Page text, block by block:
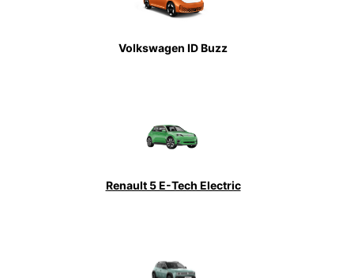
Volkswagen ID Buzz
Renault 5 E-Tech Electric